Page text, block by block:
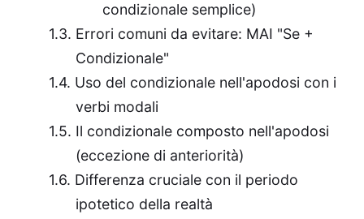
condizionale semplice)
Errori comuni da evitare: MAI "Se +
Condizionale"
Uso del condizionale nell'apodosi con i
verbi modali
Il condizionale composto nell'apodosi
(eccezione di anteriorità)
Differenza cruciale con il periodo
ipotetico della realtà